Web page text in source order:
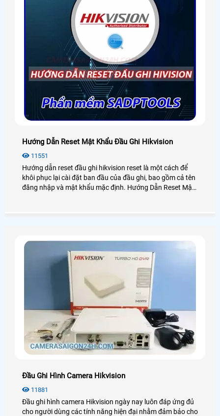
Hướng Dẫn Reset Mật Khẩu Đầu Ghi Hikvision
11551
Hướng dẫn reset đầu ghi hikvision reset là một cách để
khôi phục lại cài đặt ban đầu của đầu ghi, bao gồm cả tên
đăng nhập và mật khẩu mặc định. Hướng Dẫn Reset Mật
Đầu Ghi Hình Camera Hikvision
11881
Đầu ghi hình camera Hikvision ngày nay luôn đáp ứng đủ
cho người dùng các tính năng hiện đại nhằm đảm bảo cho